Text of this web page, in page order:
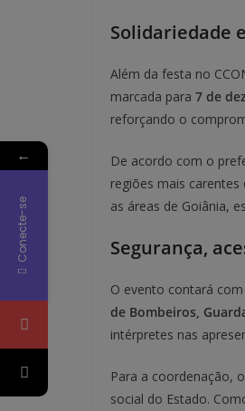
Solidariedade
Além da festa no
marcada para 7 de
reforçando o
De acordo com o
regiões mais carentes
as áreas de Goiânia,
Segurança,
O evento contará
de Bombeiros,
intérpretes nas
Para a coordenação,
social do Estado.
←
Conecte-se